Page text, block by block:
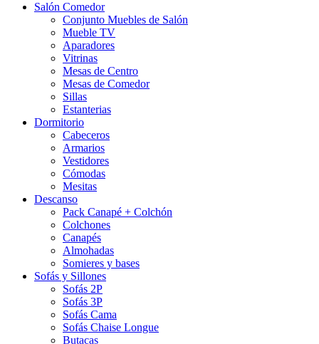
Salón Comedor
Conjunto Muebles de Salón
Mueble TV
Aparadores
Vitrinas
Mesas de Centro
Mesas de Comedor
Sillas
Estanterias
Dormitorio
Cabeceros
Armarios
Vestidores
Cómodas
Mesitas
Descanso
Pack Canapé + Colchón
Colchones
Canapés
Almohadas
Somieres y bases
Sofás y Sillones
Sofás 2P
Sofás 3P
Sofás Cama
Sofás Chaise Longue
Butacas